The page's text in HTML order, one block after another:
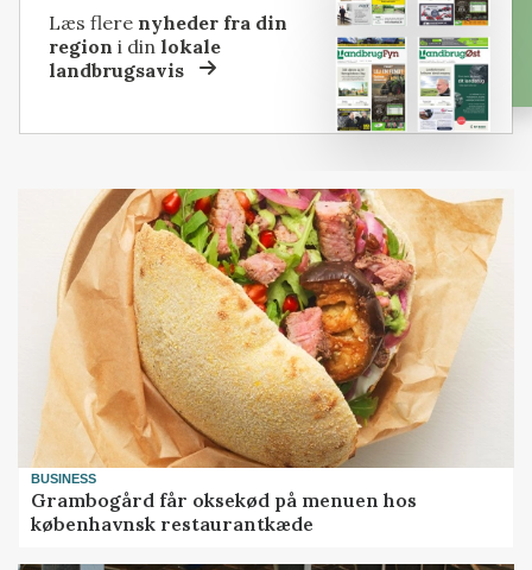
Læs flere nyheder fra din
region i dinlokale
landbrugsavis
BUSINESS
Grambogård får oksekød på menuen hos
københavnsk restaurantkæde